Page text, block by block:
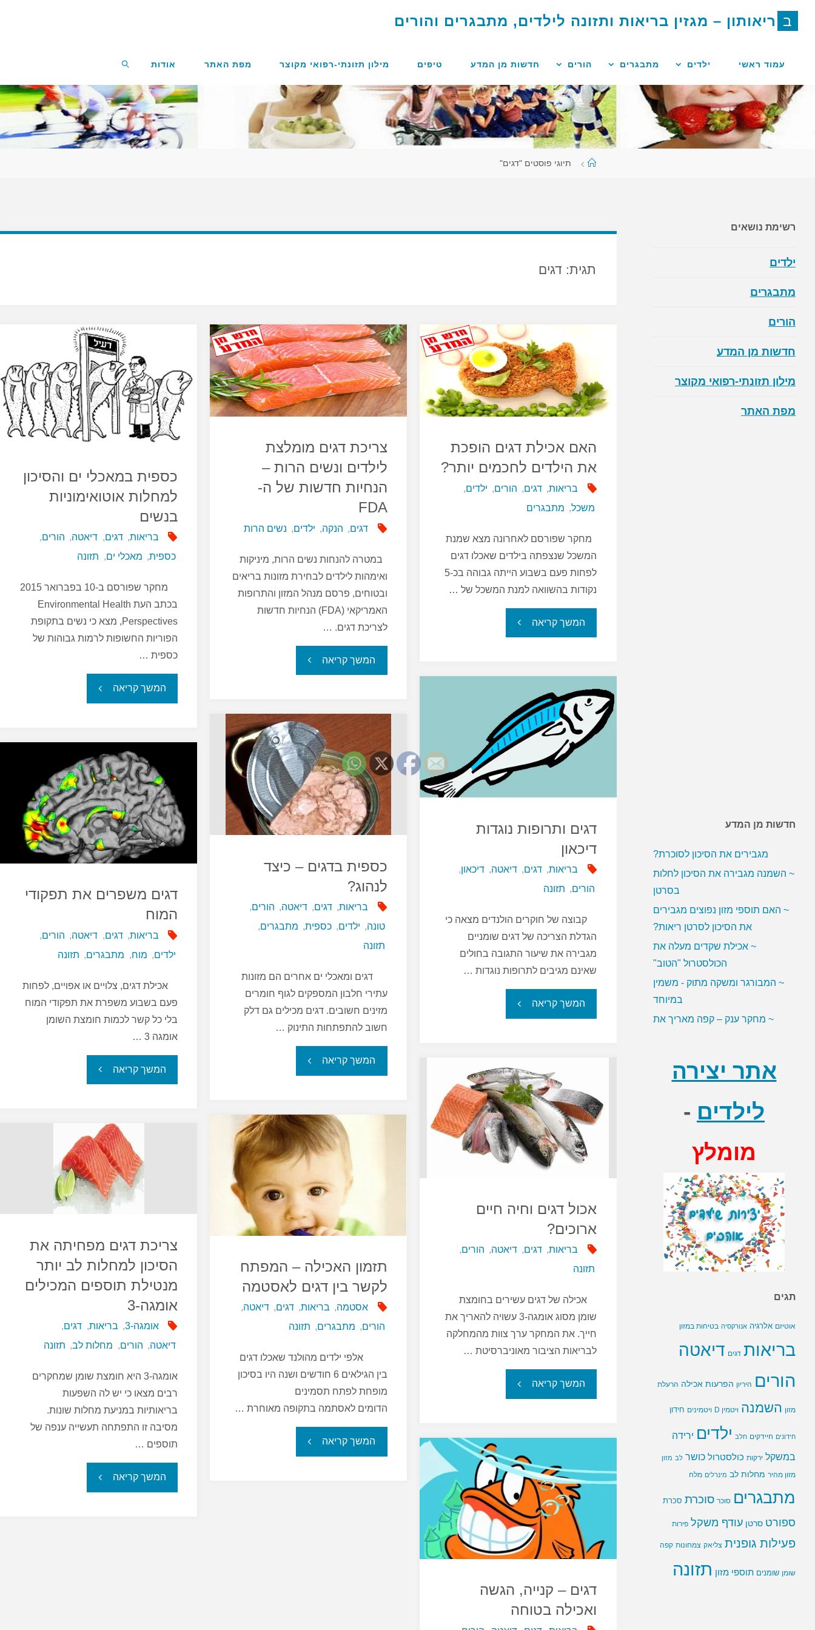
ב ריאותון – מגזין בריאות ותזונה לילדים, מתבגרים והורים
עמוד ראשי ילדים מתבגרים הורים חדשות מן המדע טיפים מילון תזונתי-רפואי מקוצר מפת האתר אודות
חפשו
עמודתיוגי פוסטים "דגים"
תגית: דגים
האם אכילת דגים הופכת
את הילדים לחכמים יותר?
בריאות, דגים, הורים, ילדים,
משכל, מתבגרים
מחקר שפורסם לאחרונה מצא שמנת
המשכל שנצפתה בילדים שאכלו דגים
לפחות פעם בשבוע הייתה גבוהה בכ-5
נקודות בהשוואה למנת המשכל של …
המשך קריאה"האם
הופכת
את
הילדים
לחכמים
יותר?"
צריכת דגים מומלצת
לילדים ונשים הרות –
הנחיות חדשות של ה-
FDA
דגים, הנקה, ילדים, נשים הרות
במטרה להנחות נשים הרות, מיניקות
ואימהות לילדים לבחירת מזונות בריאים
ובטוחים, פרסם מנהל המזון והתרופות
האמריקאי (FDA) הנחיות חדשות
לצריכת דגים. …
המשך קריאה"צריכת
מומלצת
לילדים
ונשים
הרות
–
הנחיות
של
FDA"
כספית במאכלי ים והסיכון
למחלות אוטואימוניות
בנשים
בריאות, דגים, דיאטה, הורים,
כספית, מאכלי ים, תזונה
מחקר שפורסם ב-10 בפברואר 2015
בכתב העת Environmental Health
Perspectives, מצא כי נשים בתקופת
הפוריות החשופות לרמות גבוהות של
כספית …
המשך קריאה "כספית
ים
והסיכון
למחלות
אוטואימוניות
בנשים"
דגים ותרופות נוגדות
דיכאון
בריאות, דגים, דיאטה, דיכאון,
הורים, תזונה
קבוצה של חוקרים הולנדים מצאה כי
הגדלת הצריכה של דגים שומניים
מגבירה את שיעור התגובה בחולים
שאינם מגיבים לתרופות נוגדות …
המשך קריאה"דגים
דיכאון"
כספית בדגים – כיצד
לנהוג?
בריאות, דגים, דיאטה, הורים,
טונה, ילדים, כספית, מתבגרים,
תזונה
דגים ומאכלי ים אחרים הם מזונות
עתירי חלבון המספקים לגוף חומרים
מזינים חשובים. דגים מכילים גם דלק
חשוב להתפתחות התינוק …
המשך קריאה"כספית
–
כיצד
דגים משפרים את תפקודי
המוח
בריאות, דגים, דיאטה, הורים,
ילדים, מוח, מתבגרים, תזונה
אכילת דגים, צלויים או אפויים, לפחות
פעם בשבוע משפרת את תפקודי המוח
בלי כל קשר לכמות חומצת השומן
אומגה 3 …
המשך קריאה "דגים
את
תפקודי
המוח"
אכול דגים וחיה חיים
ארוכים?
בריאות, דגים, דיאטה, הורים,
תזונה
אכילה של דגים עשירים בחומצת
שומן מסוג אומגה-3 עשויה להאריך את
חייך. את המחקר ערך צוות מהמחלקה
לבריאות הציבור מאוניברסיטת …
המשך קריאה"אכול
וחיה
חיים
ארוכים?"
תזמון האכילה – המפתח
לקשר בין דגים לאסטמה
אסטמה, בריאות, דגים, דיאטה,
הורים, מתבגרים, תזונה
אלפי ילדים מהולנד שאכלו דגים
בין הגילאים 6 חודשים ושנה היו בסיכון
מופחת לפתח תסמינים
הדומים לאסתמה בתקופה מאוחרת …
המשך קריאה"תזמון
צריכת דגים מפחיתה את
הסיכון למחלות לב יותר
מנטילת תוספים המכילים
אומגה-3
אומגה-3 , בריאות, דגים,
דיאטה, הורים, מחלות לב, תזונה
אומגה-3 היא חומצת שומן שמחקרים
רבים מצאו כי יש לה השפעות
בריאותיות במניעת מחלות שונות.
מסיבה זו התפתחה תעשייה ענפה של
תוספים …
המשך קריאה "צריכת
דגים – קנייה, הגשה
ואכילה בטוחה
רשימת נושאים
ילדים
מתבגרים
הורים
חדשות מן המדע
מילון תזונתי-רפואי מקוצר
מפת האתר
חדשות מן המדע
~ האם ממתיקים מלאכותיים
~ השמנה מגבירה את הסיכון לחלות
בסרטן
~ האם תוספי מזון נפוצים מגבירים
את הסיכון לסרטן ריאות?
~ אכילת שקדים מעלה את
הכולסטרול "הטוב"
~ המבורגר ומשקה מתוק - משמין
במיוחד
~ מחקר ענק – קפה מאריך את
תוחלת החיים
אתר יצירה
לילדים -
מומלץ
תגים
אוטיזם אלרגיה אנורקסיה בטיחות במזון
בריאות דגים דיאטה
הורים היריון הפרעות אכילה הרעלת
מזון השמנה ויטמין D ויטמינים חידון
חידונים חיידקים חלב ילדים ירידה
במשקל ירקות כולסטרול כושר לב מזון
מזון מהיר מחלות לב מינרלים מלח
מתבגרים סוכר סוכרת סכרת
ספורט סרטן עודף משקל פירות
פעילות גופנית צליאק צמחונות קפה
שומן שומנים תוספי מזון תזונה